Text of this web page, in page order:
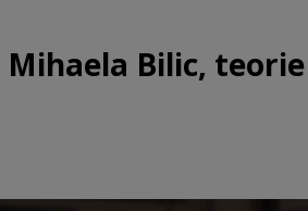
Mihaela Bilic,